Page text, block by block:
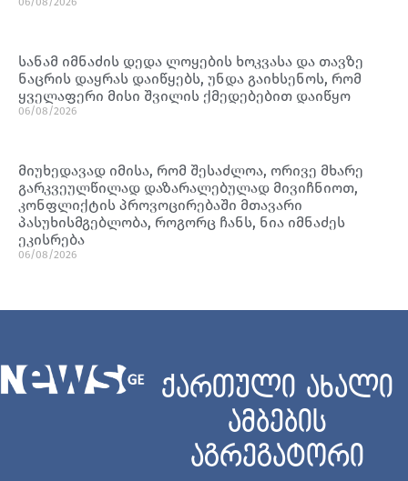
სანამ იმნაძის დედა ლოყების ხოკვასა და თავზე
ნაცრის დაყრას დაიწყებს, უნდა გაიხსენოს, რომ
ყველაფერი მისი შვილის ქმედებებით დაიწყო
06/08/2026
მიუხედავად იმისა, რომ შესაძლოა, ორივე მხარე
გარკვეულწილად დაზარალებულად მივიჩნიოთ,
კონფლიქტის პროვოცირებაში მთავარი
პასუხისმგებლობა, როგორც ჩანს, ნია იმნაძეს
ეკისრება
06/08/2026
ქართული ახალი
ამბების
აგრეგატორი